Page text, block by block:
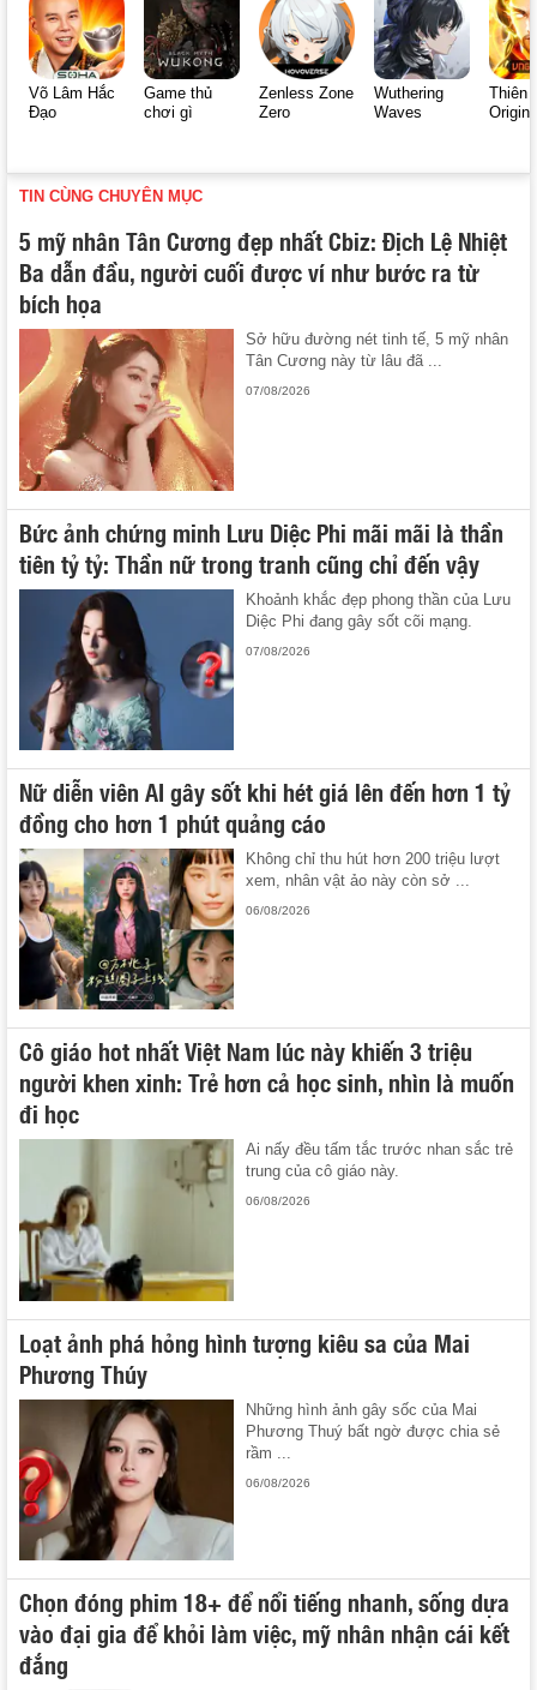
Võ Lâm Hắc
Đạo
Game thủ
chơi gì
Zenless Zone
Zero
Wuthering
Waves
Thiên
Origin
TIN CÙNG CHUYÊN MỤC
5 mỹ nhân Tân Cương đẹp nhất Cbiz: Địch Lệ Nhiệt
Ba dẫn đầu, người cuối được ví như bước ra từ
bích họa
Sở hữu đường nét tinh tế, 5 mỹ nhân
Tân Cương này từ lâu đã ...
07/08/2026
Bức ảnh chứng minh Lưu Diệc Phi mãi mãi là thần
tiên tỷ tỷ: Thần nữ trong tranh cũng chỉ đến vậy
Khoảnh khắc đẹp phong thần của Lưu
Diệc Phi đang gây sốt cõi mạng.
07/08/2026
Nữ diễn viên AI gây sốt khi hét giá lên đến hơn 1 tỷ
đồng cho hơn 1 phút quảng cáo
Không chỉ thu hút hơn 200 triệu lượt
xem, nhân vật ảo này còn sở ...
06/08/2026
Cô giáo hot nhất Việt Nam lúc này khiến 3 triệu
người khen xinh: Trẻ hơn cả học sinh, nhìn là muốn
đi học
Ai nấy đều tấm tắc trước nhan sắc trẻ
trung của cô giáo này.
06/08/2026
Loạt ảnh phá hỏng hình tượng kiêu sa của Mai
Phương Thúy
Những hình ảnh gây sốc của Mai
Phương Thuý bất ngờ được chia sẻ
rầm ...
06/08/2026
Chọn đóng phim 18+ để nổi tiếng nhanh, sống dựa
vào đại gia để khỏi làm việc, mỹ nhân nhận cái kết
đắng